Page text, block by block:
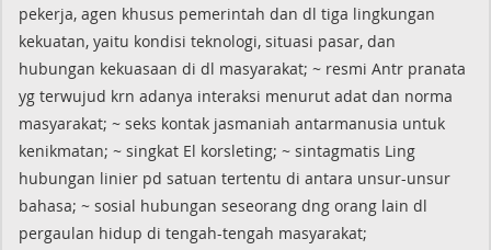
pekerja, agen khusus pemerintah dan dl tiga lingkungan
kekuatan, yaitu kondisi teknologi, situasi pasar, dan
hubungan kekuasaan di dl masyarakat; ~ resmi Antr pranata
yg terwujud krn adanya interaksi menurut adat dan norma
masyarakat; ~ seks kontak jasmaniah antarmanusia untuk
kenikmatan; ~ singkat El korsleting; ~ sintagmatis Ling
hubungan linier pd satuan tertentu di antara unsur-unsur
bahasa; ~ sosial hubungan seseorang dng orang lain dl
pergaulan hidup di tengah-tengah masyarakat;